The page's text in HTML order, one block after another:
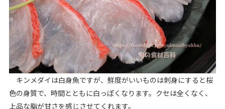
キンメダイは白身魚ですが、鮮度がいいものは刺身にすると桜
色の身質で、時間とともに白っぽくなります。クセは全くなく、
上品な脂が甘さを感じさせてくれます。